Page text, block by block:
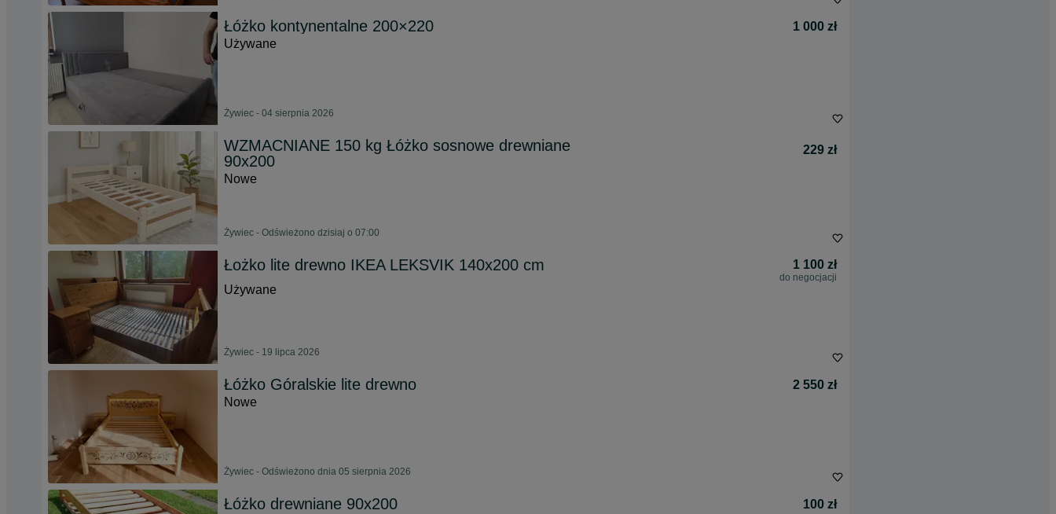
Łóżko kontynentalne 200×220
1 000 zł
Używane
Żywiec - 04 sierpnia 2026
WZMACNIANE 150 kg Łóżko sosnowe drewniane
90x200
229 zł
Nowe
Żywiec - Odświeżono dzisiaj o 07:00
Łożko lite drewno IKEA LEKSVIK 140x200 cm 1 100 zł
do negocjacji
Używane
Żywiec - 19 lipca 2026
Łóżko Góralskie lite drewno
2 550 zł
Nowe
Żywiec - Odświeżono dnia 05 sierpnia 2026
Łóżko drewniane 90x200
100 zł